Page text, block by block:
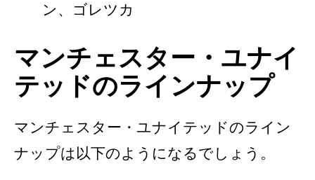
ン、ゴレツカ
マンチェスター・ユナイ
テッドのラインナップ
マンチェスター・ユナイテッドのライン
ナップは以下のようになるでしょう。